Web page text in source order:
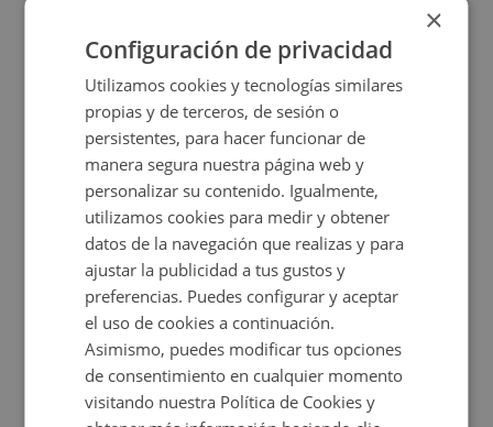
Oficina en venta en CL RUFINO GONZALEZ, 14
Impuestos no incluidos
328.000€
144m2 1Baños
×
Configuración de privacidad
Utilizamos cookies y tecnologías similares
propias y de terceros, de sesión o
persistentes, para hacer funcionar de
manera segura nuestra página web y
personalizar su contenido. Igualmente,
utilizamos cookies para medir y obtener
datos de la navegación que realizas y para
ajustar la publicidad a tus gustos y
preferencias. Puedes configurar y aceptar
el uso de cookies a continuación.
Asimismo, puedes modificar tus opciones
de consentimiento en cualquier momento
visitando nuestra Política de Cookies y